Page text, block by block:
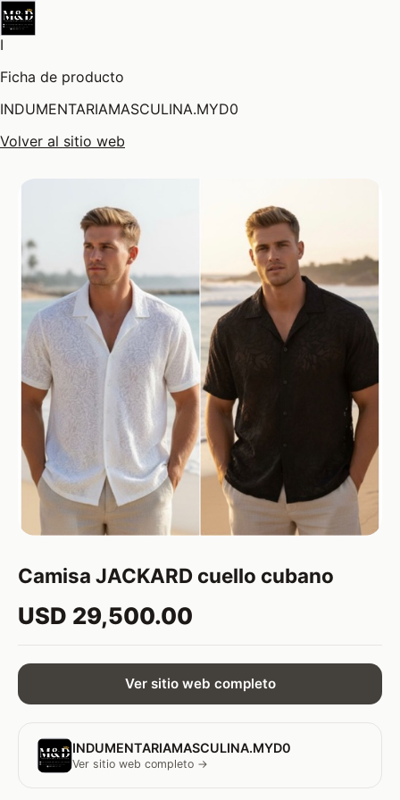
I
Ficha de producto
INDUMENTARIAMASCULINA.MYD0
Volver al sitio web
Camisa JACKARD cuello cubano
USD 29,500.00
Ver sitio web completo
INDUMENTARIAMASCULINA.MYD0
Ver sitio web completo →